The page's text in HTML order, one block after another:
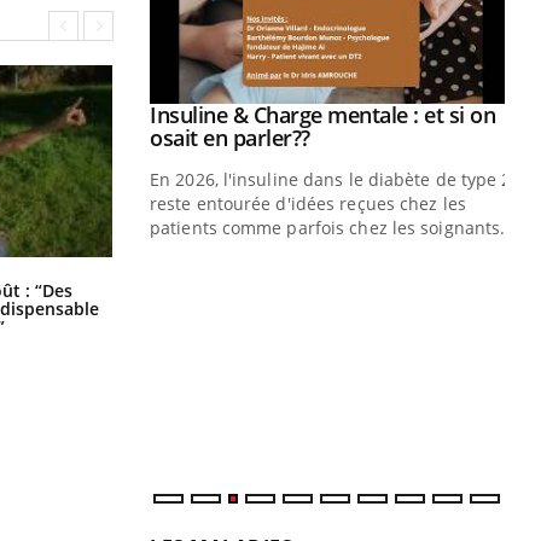
: “Des
pour
mental ou
de la
ce qui la rend
Youtube
Insuline & Charge mentale : et si on
osait en parler??Youtube
En 2026, l'insuline dans le diabète de type 2
reste entourée d'idées reçues chez les
patients comme parfois chez les soignants.